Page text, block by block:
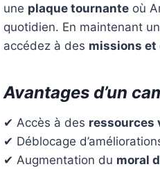
une plaque tournante où
quotidien. En maintenant un
accédez à des missions
Avantages d’un
✔ Accès à des ressources
✔ Déblocage
✔ Augmentation du moral